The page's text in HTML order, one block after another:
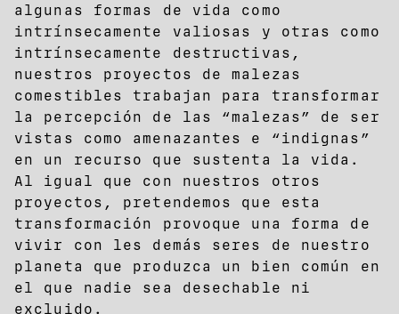
algunas formas de vida como
intrínsecamente valiosas y otras como
intrínsecamente destructivas,
nuestros proyectos de malezas
comestibles trabajan para transformar
la percepción de las “malezas” de ser
vistas como amenazantes e “indignas”
en un recurso que sustenta la vida.
Al igual que con nuestros otros
proyectos, pretendemos que esta
transformación provoque una forma de
vivir con les demás seres de nuestro
planeta que produzca un bien común en
el que nadie sea desechable ni
excluido.